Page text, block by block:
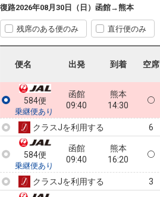
復路2026年08月30日（日） 函館→熊本
残席のある便のみ 直行便のみ
便名 出発 到着 空席
584便
乗継便あり
函館
09:40
熊本
14:30
クラスJを利用する 6
584便
乗継便あり
函館
09:40
熊本
16:20
クラスJを利用する 3